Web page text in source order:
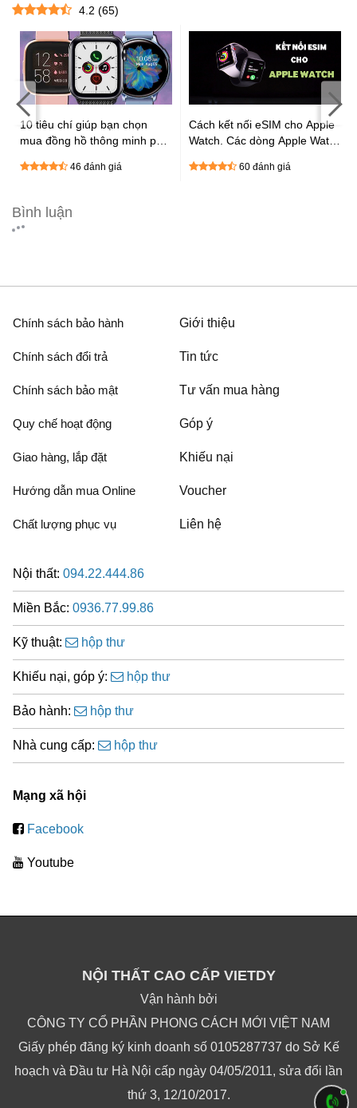
4.2 (65)
10 tiêu chí giúp bạn chọn
mua đồng hồ thông minh phù
46 đánh giá
Cách kết nối eSIM cho Apple
Watch. Các dòng Apple Watch
60 đánh giá
Bình luận
Chính sách bảo hành
Chính sách đổi trả
Chính sách bảo mật
Quy chế hoạt động
Giao hàng, lắp đặt
Hướng dẫn mua Online
Chất lượng phục vụ
Giới thiệu
Tin tức
Tư vấn mua hàng
Góp ý
Khiếu nại
Voucher
Liên hệ
Nội thất: 094.22.444.86
Miền Bắc: 0936.77.99.86
Kỹ thuật: hộp thư
Khiếu nại, góp ý: hộp thư
Bảo hành: hộp thư
Nhà cung cấp: hộp thư
Mạng xã hội
Facebook
Youtube
NỘI THẤT CAO CẤP VIETDY
Vận hành bởi
CÔNG TY CỔ PHẦN PHONG CÁCH MỚI VIỆT NAM
Giấy phép đăng ký kinh doanh số 0105287737 do Sở Kế
hoạch và Đầu tư Hà Nội cấp ngày 04/05/2011, sửa đổi lần
thứ 3, 12/10/2017.